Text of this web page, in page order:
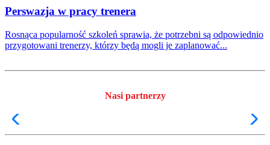
Perswazja w pracy trenera
Rosnąca popularność szkoleń sprawia, że potrzebni są odpowiednio
przygotowani trenerzy, którzy będą mogli je zaplanować...
Nasi partnerzy